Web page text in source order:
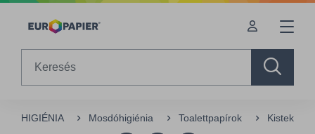
Table Of Content
HIGIÉNIA Mosdóhigiénia Toalettpapírok